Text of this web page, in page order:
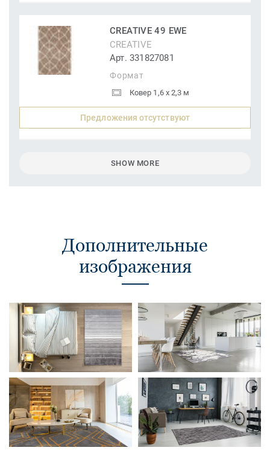
CREATIVE 49 EWE
CREATIVE
Арт. 331827081
Формат
Ковер 1,6 x 2,3 м
Предложения отсутствуют
SHOW MORE
Дополнительные
изображения